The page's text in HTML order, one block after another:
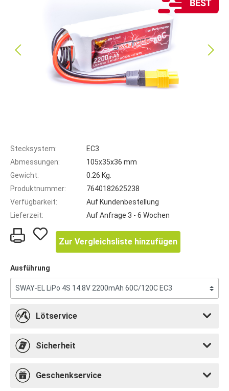
Stecksystem:
EC3
Abmessungen:
105x35x36 mm
Gewicht:
0.26 Kg.
Produktnummer:
7640182625238
Verfügbarkeit:
Auf Kundenbestellung
Lieferzeit:
Auf Anfrage 3 - 6 Wochen
Zur Vergleichsliste hinzufügen
Ausführung
Lötservice
Sicherheit
Geschenkservice